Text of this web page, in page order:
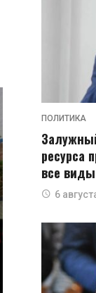
ПОЛИТИКА
ресурса
все
6